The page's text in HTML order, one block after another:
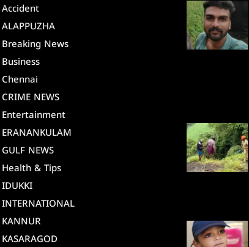
Accident
ALAPPUZHA
Breaking News
Business
Chennai
CRIME NEWS
Entertainment
ERANANKULAM
GULF NEWS
Health & Tips
IDUKKI
INTERNATIONAL
KANNUR
KASARAGOD